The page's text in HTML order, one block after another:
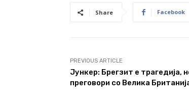
Share Facebook
PREVIOUS ARTICLE
Јункер: Брегзит е трагедија,
преговори со Велика